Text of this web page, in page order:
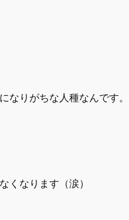
なりがちな人種なんです。
くなります（涙）